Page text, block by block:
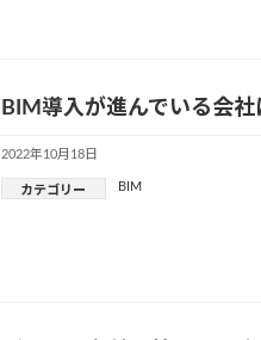
BIM導入が進んでいる会
2022年10月18日
カテゴリー BIM